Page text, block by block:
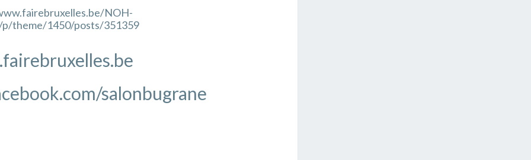
NOH-
theme/1450/posts/351359
salonbugrane